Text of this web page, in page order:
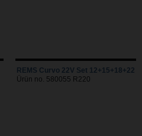
REMS Curvo 22V Set 12+15+18+22
Ürün no. 580055 R220